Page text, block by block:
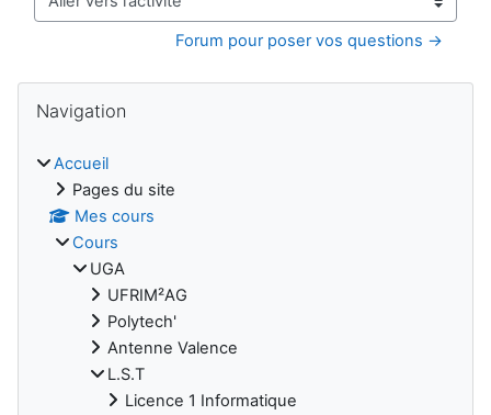
Aller vers l’activité
Forum pour poser vos questions →
Blocs
Navigation
Accueil
Pages du site
Mes cours
Cours
UGA
UFRIM²AG
Polytech'
Antenne Valence
L.S.T
Licence 1 Informatique